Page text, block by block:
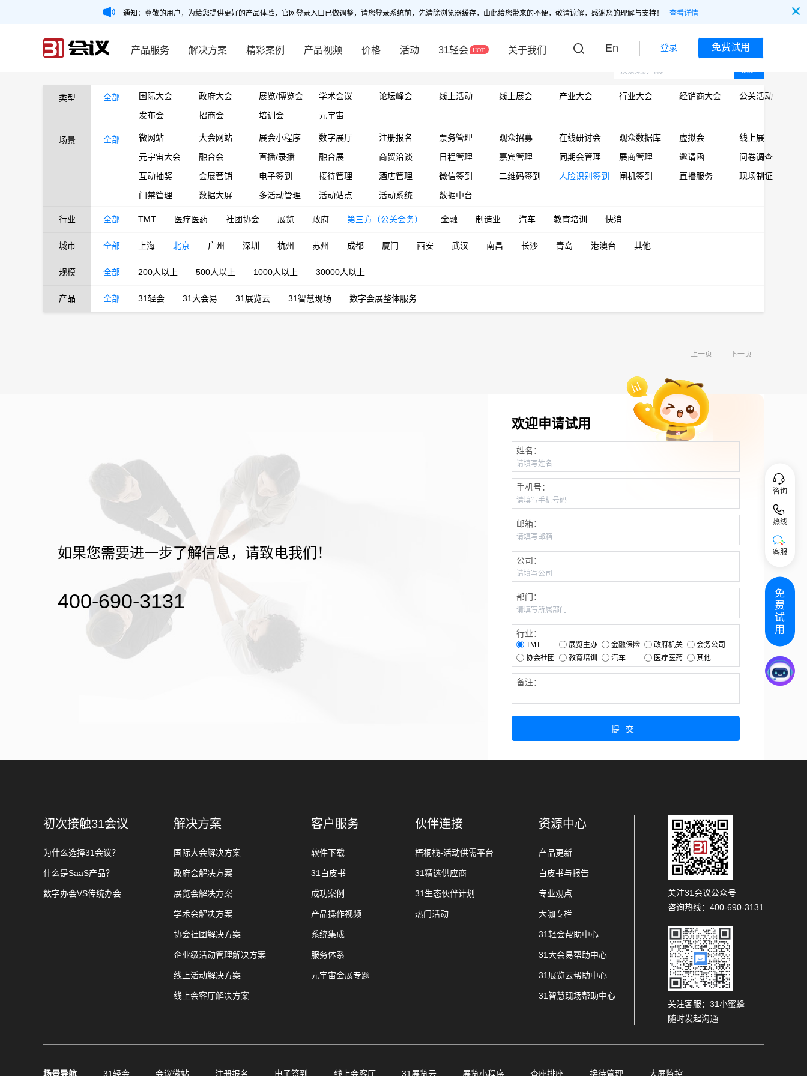
通知：尊敬的用户，为给您提供更好的产品体验，官网登录入口已做调整，请您登录系统前，先清除浏览器缓存，由此给您带来的不便，敬请谅解，感谢您的理解与支持！ 查看详情
产品服务 解决方案 精彩案例 产品视频 价格 活动 31轻会 关于我们 En 登录 免费试用
类型 全部 国际大会 政府大会 展览/博览会 学术会议 论坛峰会 线上活动 线上展会 产业大会 行业大会 经销商大会
公关活动
发布会
招商会 培训会 元宇宙
场景 全部 微网站 大会网站 展会小程序 数字展厅 注册报名 票务管理 观众招募 在线研讨会 观众数据库 虚拟会
线上展
元宇宙大会
融合会 直播/录播 融合展 商贸洽谈 日程管理 嘉宾管理 同期会管理 展商管理 邀请函
问卷调查
互动抽奖
会展营销 电子签到 接待管理 酒店管理 微信签到 二维码签到 人脸识别签到 闸机签到 直播服务
现场制证
门禁管理
数据大屏 多活动管理 活动站点 活动系统 数据中台
行业 全部 TMT 医疗医药 社团协会 展览 政府 第三方（公关会务） 金融 制造业 汽车 教育培训 快消
城市 全部 上海 北京 广州 深圳 杭州 苏州 成都 厦门 西安 武汉 南昌 长沙 青岛 港澳台 其他
规模 全部 200人以上 500人以上 1000人以上 30000人以上
产品 全部 31轻会 31大会易 31展览云 31智慧现场 数字会展整体服务
上一页 下一页
如果您需要进一步了解信息，请致电我们！
400-690-3131
欢迎申请试用
姓名：
手机号：
邮箱：
公司：
部门：
行业：
TMT 展览主办 金融保险 政府机关
会务公司
协会社团
教育培训 汽车 医疗医药 其他
备注：
提交
初次接触31会议
为什么选择31会议？
什么是SaaS产品？
数字办会VS传统办会
解决方案
国际大会解决方案
政府会解决方案
展览会解决方案
学术会解决方案
协会社团解决方案
企业级活动管理解决方案
线上活动解决方案
线上会客厅解决方案
客户服务
软件下载
31白皮书
成功案例
产品操作视频
系统集成
服务体系
元宇宙会展专题
伙伴连接
梧桐栈-活动供需平台
31精选供应商
31生态伙伴计划
热门活动
资源中心
产品更新
白皮书与报告
专业观点
大咖专栏
31轻会帮助中心
31大会易帮助中心
31展览云帮助中心
31智慧现场帮助中心
关注31会议公众号
咨询热线：400-690-3131
关注客服：31小蜜蜂
随时发起沟通
场景导航 31轻会 会议微站 注册报名 电子签到 线上会客厅 31展览云 展览小程序 查座排座 接待管理 大屏监控
咨询
热线
客服
免
费
试
用